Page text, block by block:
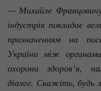
— Михайле
індустрія покладає
призначенням на
України між
охорони здоров’я,
діалог. Скажіть, будь